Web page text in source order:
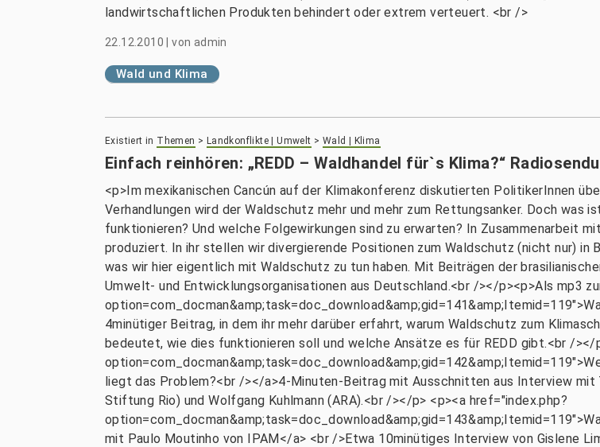
landwirtschaftlichen Produkten behindert oder extrem verteuert. <br />
22.12.2010 |von admin
Wald und Klima
Existiert in Themen > Landkonflikte | Umwelt > Wald | Klima
Einfach reinhören: „REDD – Waldhandel für`s Klima?“
<p>Im mexikanischen Cancún auf der Klimakonferenz diskutierten PolitikerInnen
Verhandlungen wird der Waldschutz mehr und mehr zum Rettungsanker. Doch was
funktionieren? Und welche Folgewirkungen sind zu erwarten? In Zusammenarbeit
produziert. In ihr stellen wir divergierende Positionen zum Waldschutz (nicht nur) in
was wir hier eigentlich mit Waldschutz zu tun haben. Mit Beiträgen der
Umwelt- und Entwicklungsorganisationen aus Deutschland.<br /></p><p>Als mp3
4minütiger Beitrag, in dem ihr mehr darüber erfahrt, warum Waldschutz zum
bedeutet, wie dies funktionieren soll und welche Ansätze es für REDD gibt.<br /></
liegt das Problem?<br /></a>4-Minuten-Beitrag mit Ausschnitten aus Interview
Stiftung Rio) und Wolfgang Kuhlmann (ARA).<br /></p> <p><a href="index.php?
mit Paulo Moutinho von IPAM</a> <br />Etwa 10minütiges Interview von Gislene